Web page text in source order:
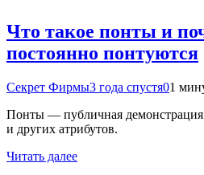
Что такое понты и
постоянно понтуются
Секрет Фирмы3 года спустя01
Понты — публичная
и других атрибутов.
Читать далее